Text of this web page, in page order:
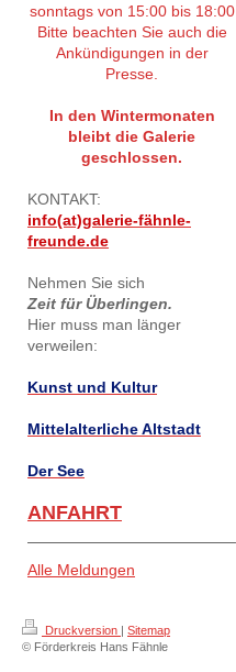
sonntags von 15:00 bis 18:00
Bitte beachten Sie auch die
Ankündigungen in der
Presse.
In den Wintermonaten
bleibt die Galerie
geschlossen.
KONTAKT:
info(at)galerie-fähnle-
freunde.de
Nehmen Sie sich
Zeit für Überlingen.
Hier muss man länger
verweilen:
Kunst und Kultur
Mittelalterliche Altstadt
Der See
ANFAHRT
Alle Meldungen
Druckversion | Sitemap
© Förderkreis Hans Fähnle